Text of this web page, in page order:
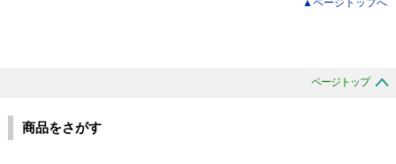
ページトップ
商品をさがす